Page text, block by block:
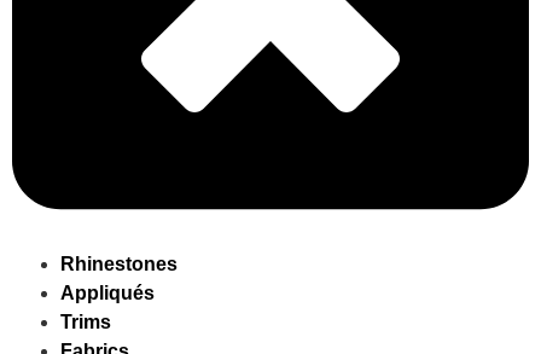
Rhinestones
Appliqués
Trims